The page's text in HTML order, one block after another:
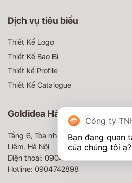
Dịch vụ tiêu biểu
Thiết Kế Logo
Thiết Kế Bao Bì
Thiết kế Profile
Thiết Kế Catalogue
Goldidea Hà Nội
Tầng 6, Tòa nhà MD Complex, 68
Liêm, Hà Nội
Điện thoại: 0904100479
Hotline: 0904742898
Bạn đang quan